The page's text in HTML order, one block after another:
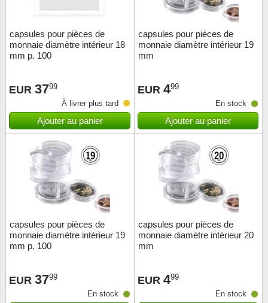
capsules pour pièces de
monnaie diamètre intérieur 18
mm p. 100
EUR 3799
À livrer plus tard
Ajouter au panier
capsules pour pièces de
monnaie diamètre intérieur 19
mm
EUR 499
En stock
Ajouter au panier
capsules pour pièces de
monnaie diamètre intérieur 19
mm p. 100
EUR 3799
En stock
capsules pour pièces de
monnaie diamètre intérieur 20
mm
EUR 499
En stock